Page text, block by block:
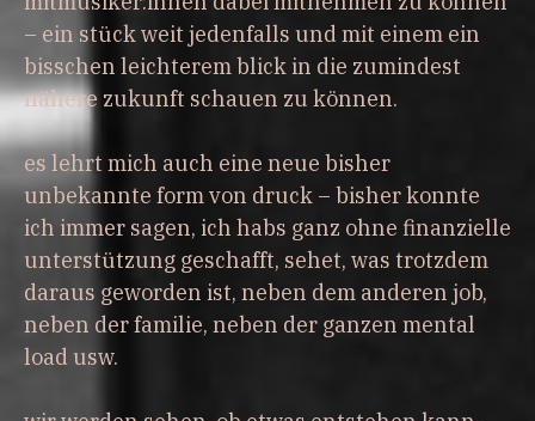
– ein stück weit jedenfalls und mit einem ein
bisschen leichterem blick in die zumindest
nähere zukunft schauen zu können.
es lehrt mich auch eine neue bisher
unbekannte form von druck – bisher konnte
ich immer sagen, ich habs ganz ohne finanzielle
unterstützung geschafft, sehet, was trotzdem
daraus geworden ist, neben dem anderen job,
neben der familie, neben der ganzen mental
load usw.